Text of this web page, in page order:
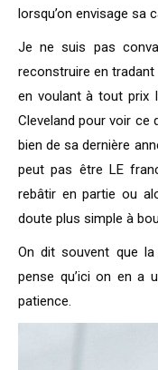
lorsqu’on envisage sa
Je ne suis pas
reconstruire en
en voulant à tout prix
Cleveland pour voir ce
bien de sa dernière
peut pas être LE
rebâtir en partie ou
doute plus simple à
On dit souvent que
pense qu’ici on en a
patience.